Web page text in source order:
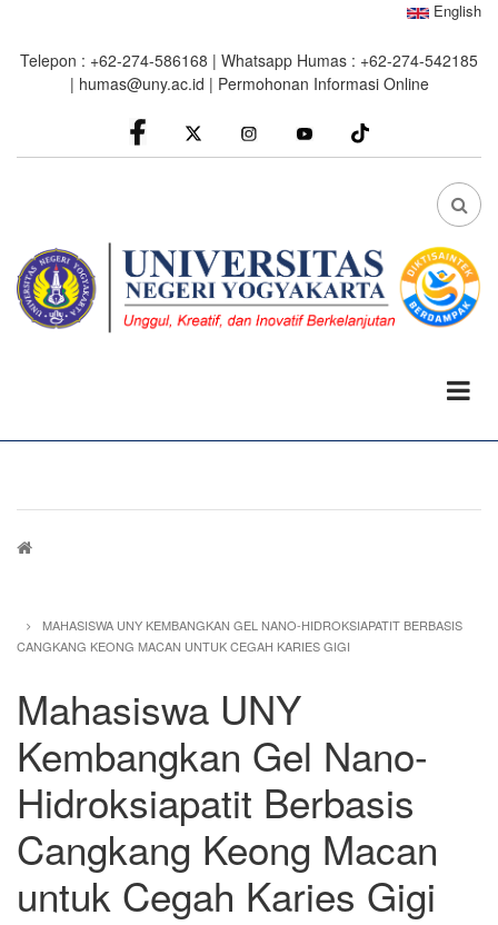
main
English
Telepon : +62-274-586168 | Whatsapp Humas : +62-274-542185
| humas@uny.ac.id | Permohonan Informasi Online
facebook
Instagram youtube
FA
Breadcrumb
MAHASISWA UNY KEMBANGKAN GEL NANO-HIDROKSIAPATIT BERBASIS
CANGKANG KEONG MACAN UNTUK CEGAH KARIES GIGI
Mahasiswa UNY
Kembangkan Gel Nano-
Hidroksiapatit Berbasis
Cangkang Keong Macan
untuk Cegah Karies Gigi
0%